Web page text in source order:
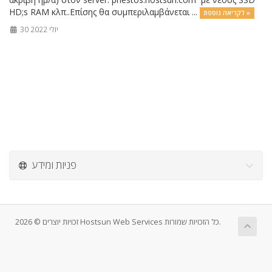
HD;s RAM κλπ..Επίσης θα συμπεριλαμβάνεται ...
לקריאה נוספת »
30 יולי 2022
פניות ומידע
זכויות יוצרים © 2026 Hostsun Web Services כל הזכויות שמורות.